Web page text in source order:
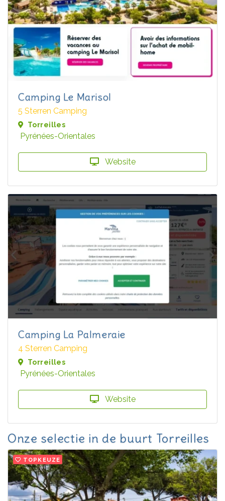
Camping Le Marisol
5 Sterren Camping
Torreilles
Pyrénées-Orientales
Website
Camping La Palmeraie
4 Sterren Camping
Torreilles
Pyrénées-Orientales
Website
Onze selectie in de buurt Torreilles
TOPKEUZE